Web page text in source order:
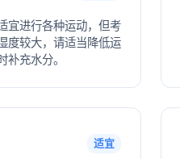
宜进行各种运动，但考
度较大，请适当降低运
补充水分。
适宜